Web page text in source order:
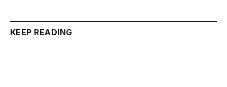
KEEP READING